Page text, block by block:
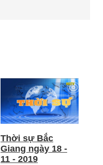
Thời sự Bắc
Giang ngày 18 -
11 - 2019